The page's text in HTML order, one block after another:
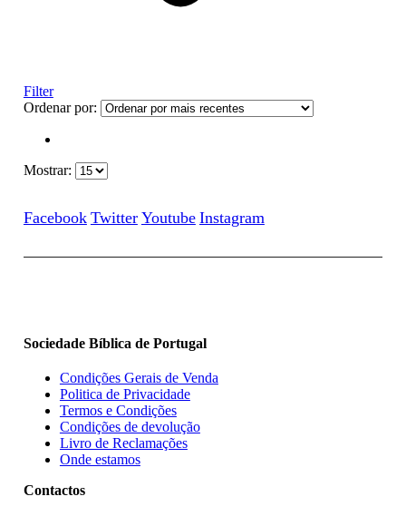
Filter
Ordenar por:
Mostrar:
Facebook Twitter Youtube Instagram
Sociedade Bíblica de Portugal
Condições Gerais de Venda
Politica de Privacidade
Termos e Condições
Condições de devolução
Livro de Reclamações
Onde estamos
Contactos